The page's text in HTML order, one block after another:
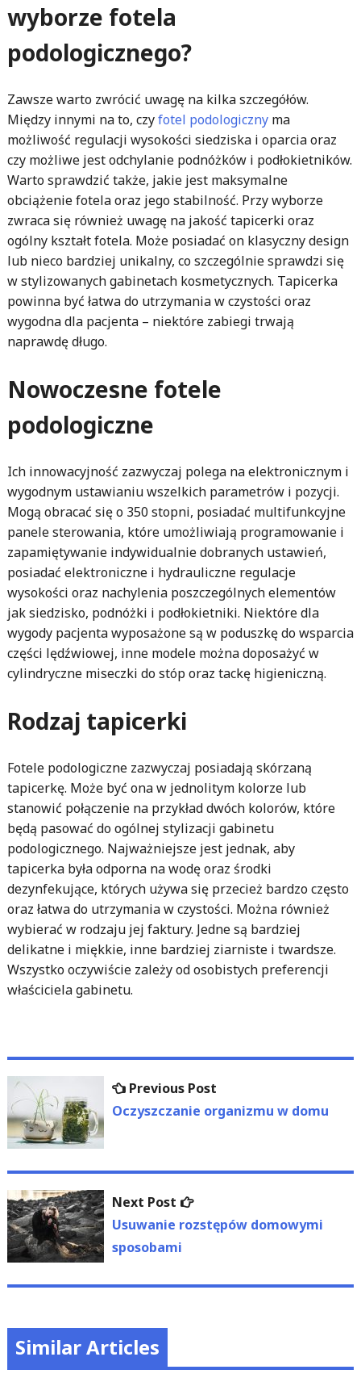
wyborze fotela
podologicznego?
Zawsze warto zwrócić uwagę na kilka szczegółów.
Między innymi na to, czyfotel podologicznyma
możliwość regulacji wysokości siedziska i oparcia oraz
czy możliwe jest odchylanie podnóżków i podłokietników.
Warto sprawdzić także, jakie jest maksymalne
obciążenie fotela oraz jego stabilność. Przy wyborze
zwraca się również uwagę na jakość tapicerki oraz
ogólny kształt fotela. Może posiadać on klasyczny design
lub nieco bardziej unikalny, co szczególnie sprawdzi się
w stylizowanych gabinetach kosmetycznych. Tapicerka
powinna być łatwa do utrzymania w czystości oraz
wygodna dla pacjenta – niektóre zabiegi trwają
naprawdę długo.
Nowoczesne fotele
podologiczne
Ich innowacyjność zazwyczaj polega na elektronicznym i
wygodnym ustawianiu wszelkich parametrów i pozycji.
Mogą obracać się o 350 stopni, posiadać multifunkcyjne
panele sterowania, które umożliwiają programowanie i
zapamiętywanie indywidualnie dobranych ustawień,
posiadać elektroniczne i hydrauliczne regulacje
wysokości oraz nachylenia poszczególnych elementów
jak siedzisko, podnóżki i podłokietniki. Niektóre dla
wygody pacjenta wyposażone są w poduszkę do wsparcia
części lędźwiowej, inne modele można doposażyć w
cylindryczne miseczki do stóp oraz tackę higieniczną.
Rodzaj tapicerki
Fotele podologiczne zazwyczaj posiadają skórzaną
tapicerkę. Może być ona w jednolitym kolorze lub
stanowić połączenie na przykład dwóch kolorów, które
będą pasować do ogólnej stylizacji gabinetu
podologicznego. Najważniejsze jest jednak, aby
tapicerka była odporna na wodę oraz środki
dezynfekujące, których używa się przecież bardzo często
oraz łatwa do utrzymania w czystości. Można również
wybierać w rodzaju jej faktury. Jedne są bardziej
delikatne i miękkie, inne bardziej ziarniste i twardsze.
Wszystko oczywiście zależy od osobistych preferencji
właściciela gabinetu.
Nawigacja
wpisu
Previous PostPrevious
post:
Oczyszczanie organizmu w domu
Next Post
Next
post:
Usuwanie rozstępów domowymi
sposobami
Similar Articles